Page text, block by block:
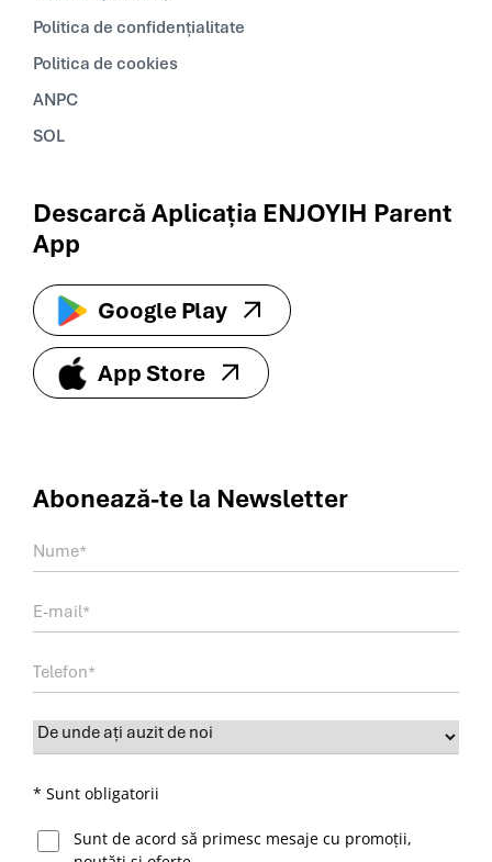
Politica de confidențialitate
Politica de cookies
ANPC
SOL
Descarcă Aplicația ENJOYIH Parent
App
Google Play
App Store
Abonează-te la Newsletter
* Sunt obligatorii
Sunt de acord să primesc mesaje cu promoții,